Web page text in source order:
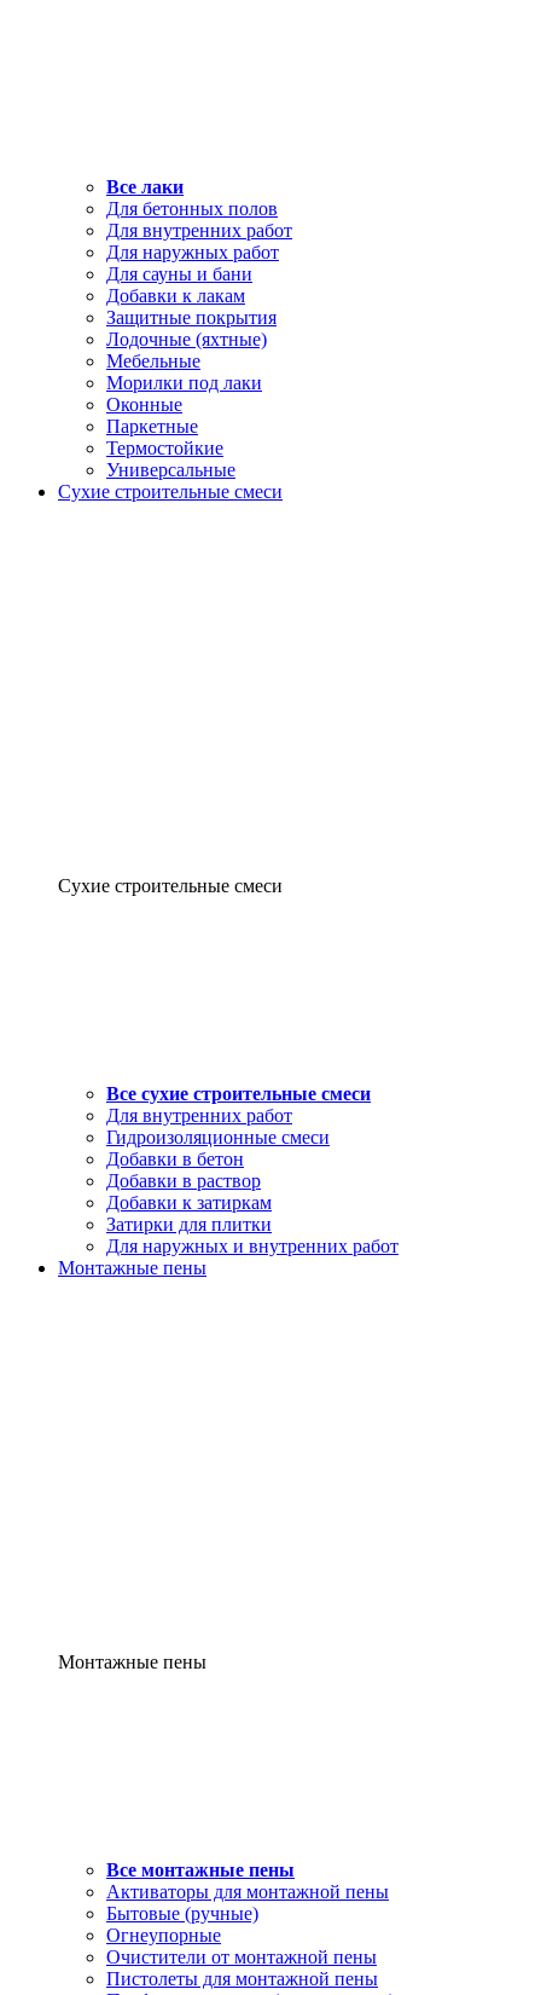
Все лаки
Для бетонных полов
Для внутренних работ
Для наружных работ
Для сауны и бани
Добавки к лакам
Защитные покрытия
Лодочные (яхтные)
Мебельные
Морилки под лаки
Оконные
Паркетные
Термостойкие
Универсальные
Сухие строительные смеси
Сухие строительные смеси
Все сухие строительные смеси
Для внутренних работ
Гидроизоляционные смеси
Добавки в бетон
Добавки в раствор
Добавки к затиркам
Затирки для плитки
Для наружных и внутренних работ
Монтажные пены
Монтажные пены
Все монтажные пены
Активаторы для монтажной пены
Бытовые (ручные)
Огнеупорные
Очистители от монтажной пены
Пистолеты для монтажной пены